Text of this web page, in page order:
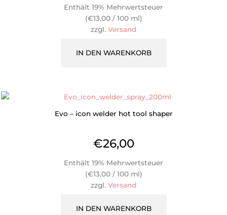
Enthält 19% Mehrwertsteuer
(€13,00/ 100 ml)
zzgl. Versand
IN DEN WARENKORB
Evo – icon welder hot tool shaper
€26,00
Enthält 19% Mehrwertsteuer
(€13,00/ 100 ml)
zzgl. Versand
IN DEN WARENKORB